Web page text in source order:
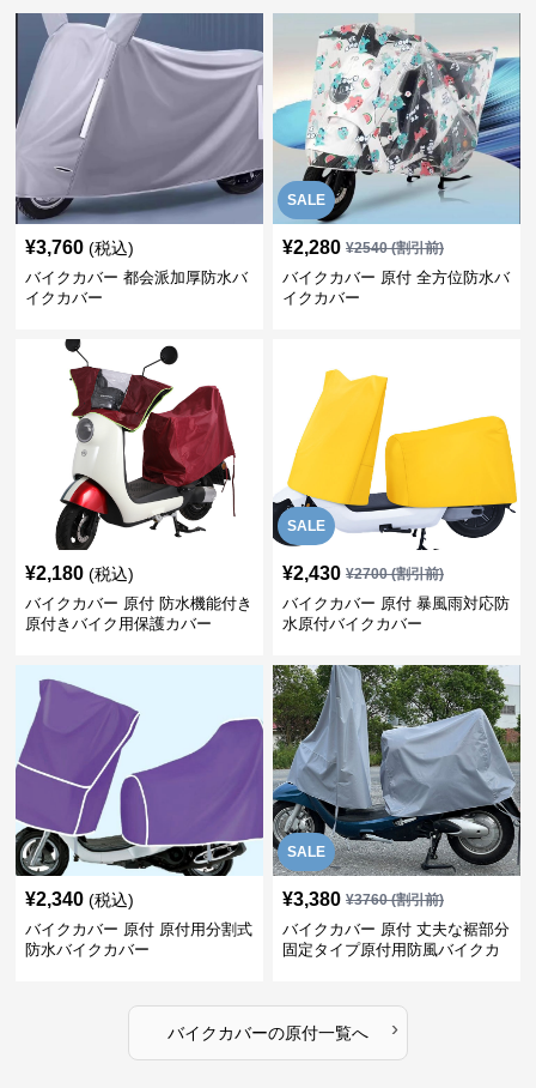
¥3,760 (税込)
バイクカバー 都会派加厚防水バ
イクカバー
SALE
¥2,280 ¥2540(割引前)
バイクカバー 原付 全方位防水バ
イクカバー
¥2,180 (税込)
バイクカバー 原付 防水機能付き
原付きバイク用保護カバー
SALE
¥2,430 ¥2700(割引前)
バイクカバー 原付 暴風雨対応防
水原付バイクカバー
¥2,340 (税込)
バイクカバー 原付 原付用分割式
防水バイクカバー
SALE
¥3,380 ¥3760(割引前)
バイクカバー 原付 丈夫な裾部分
固定タイプ原付用防風バイクカ
バイクカバーの原付一覧へ ›